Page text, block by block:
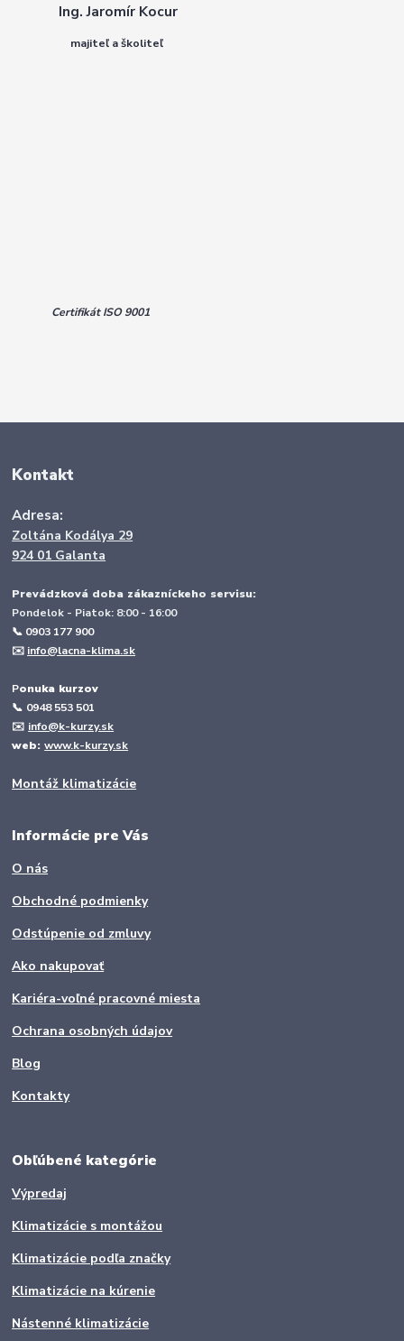
Ing. Jaromír Kocur
majiteľ a školiteľ
Certifikát ISO 9001
Kontakt
Adresa:
Zoltána Kodálya 29
924 01 Galanta
Prevádzková doba zákazníckeho servisu:
Pondelok - Piatok: 8:00 - 16:00
📞 0903 177 900
✉️ info@lacna-klima.sk
Ponuka kurzov
📞 0948 553 501
✉️ info@k-kurzy.sk
web:www.k-kurzy.sk
Montáž klimatizácie
Informácie pre Vás
O nás
Obchodné podmienky
Odstúpenie od zmluvy
Ako nakupovať
Kariéra-voľné pracovné miesta
Ochrana osobných údajov
Blog
Kontakty
Obľúbené kategórie
Výpredaj
Klimatizácie s montážou
Klimatizácie podľa značky
Klimatizácie na kúrenie
Nástenné klimatizácie